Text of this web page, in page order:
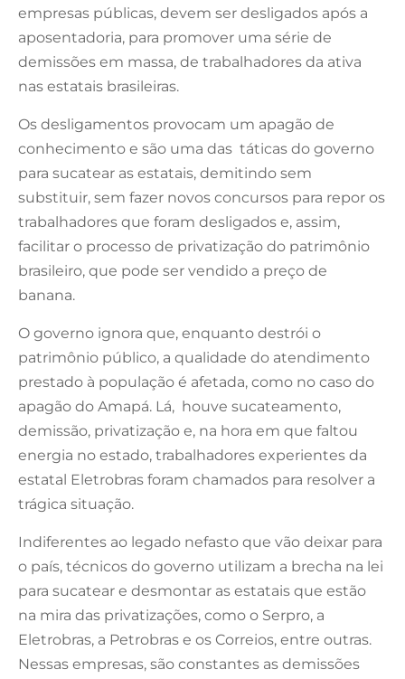
empresas públicas, devem ser desligados após a
aposentadoria, para promover uma série de
demissões em massa, de trabalhadores da ativa
nas estatais brasileiras.
Os desligamentos provocam um apagão de
conhecimento e são uma das táticas do governo
para sucatear as estatais, demitindo sem
substituir, sem fazer novos concursos para repor os
trabalhadores que foram desligados e, assim,
facilitar o processo de privatização do patrimônio
brasileiro, que pode ser vendido a preço de
banana.
O governo ignora que, enquanto destrói o
patrimônio público, a qualidade do atendimento
prestado à população é afetada, como no caso do
apagão do Amapá. Lá, houve sucateamento,
demissão, privatização e, na hora em que faltou
energia no estado, trabalhadores experientes da
estatal Eletrobras foram chamados para resolver a
trágica situação.
Indiferentes ao legado nefasto que vão deixar para
o país, técnicos do governo utilizam a brecha na lei
para sucatear e desmontar as estatais que estão
na mira das privatizações, como o Serpro, a
Eletrobras, a Petrobras e os Correios, entre outras.
Nessas empresas, são constantes as demissões